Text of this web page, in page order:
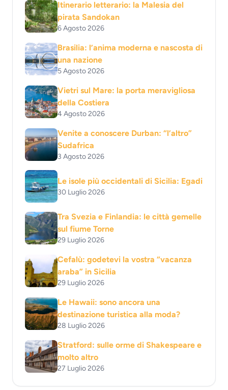
Itinerario letterario: la Malesia del
pirata Sandokan
6 Agosto 2026
Brasilia: l’anima moderna e nascosta di
una nazione
5 Agosto 2026
Vietri sul Mare: la porta meravigliosa
della Costiera
4 Agosto 2026
Venite a conoscere Durban: “l’altro”
Sudafrica
3 Agosto 2026
Le isole più occidentali di Sicilia: Egadi
30 Luglio 2026
Tra Svezia e Finlandia: le città gemelle
sul fiume Torne
29 Luglio 2026
Cefalù: godetevi la vostra “vacanza
araba” in Sicilia
29 Luglio 2026
Le Hawaii: sono ancora una
destinazione turistica alla moda?
28 Luglio 2026
Stratford: sulle orme di Shakespeare e
molto altro
27 Luglio 2026